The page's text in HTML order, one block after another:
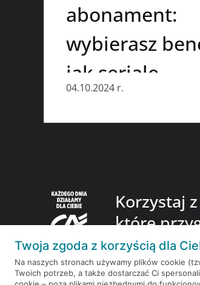
abonament:
wybierasz
jak seriale
04.10.2024 r.
Korzystaj
które
Twoja zgoda z korzyścią dla
Na naszych stronach używamy plików cookie
Twoich potrzeb, a także dostarczać Ci